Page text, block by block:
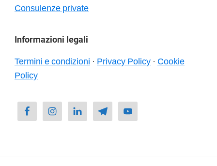
Consulenze private
Informazioni legali
Termini e condizioni · Privacy Policy · Cookie
Policy